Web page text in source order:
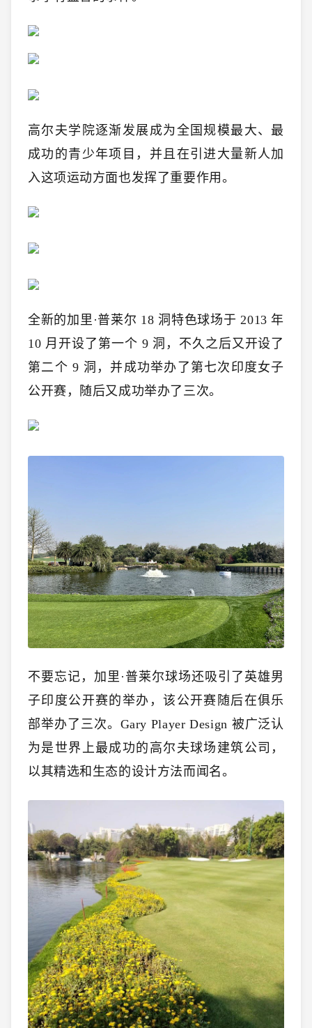
高尔夫学院逐渐发展成为全国规模最大、最
成功的青少年项目，并且在引进大量新人加
入这项运动方面也发挥了重要作用。
全新的加里·普莱尔 18 洞特色球场于 2013 年
10 月开设了第一个 9 洞，不久之后又开设了
第二个 9 洞，并成功举办了第七次印度女子
公开赛，随后又成功举办了三次。
不要忘记，加里·普莱尔球场还吸引了英雄男
子印度公开赛的举办，该公开赛随后在俱乐
部举办了三次。Gary Player Design 被广泛认
为是世界上最成功的高尔夫球场建筑公司，
以其精选和生态的设计方法而闻名。